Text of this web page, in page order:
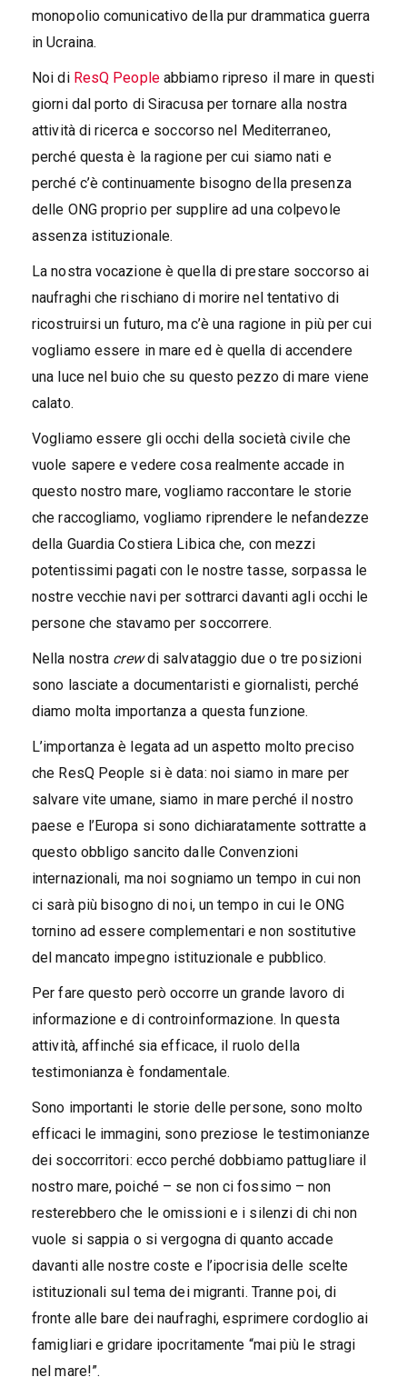
monopolio comunicativo della pur drammatica guerra
in Ucraina.
Noi di ResQ Peopleabbiamo ripreso il mare in questi
giorni dal porto di Siracusa per tornare alla nostra
attività di ricerca e soccorso nel Mediterraneo,
perché questa è la ragione per cui siamo nati e
perché c’è continuamente bisogno della presenza
delle ONG proprio per supplire ad una colpevole
assenza istituzionale.
La nostra vocazione è quella di prestare soccorso ai
naufraghi che rischiano di morire nel tentativo di
ricostruirsi un futuro, ma c’è una ragione in più per cui
vogliamo essere in mare ed è quella di accendere
una luce nel buio che su questo pezzo di mare viene
calato.
Vogliamo essere gli occhi della società civile che
vuole sapere e vedere cosa realmente accade in
questo nostro mare, vogliamo raccontare le storie
che raccogliamo, vogliamo riprendere le nefandezze
della Guardia Costiera Libica che, con mezzi
potentissimi pagati con le nostre tasse, sorpassa le
nostre vecchie navi per sottrarci davanti agli occhi le
persone che stavamo per soccorrere.
Nella nostra crewdi salvataggio due o tre posizioni
sono lasciate a documentaristi e giornalisti, perché
diamo molta importanza a questa funzione.
L’importanza è legata ad un aspetto molto preciso
che ResQ People si è data: noi siamo in mare per
salvare vite umane, siamo in mare perché il nostro
paese e l’Europa si sono dichiaratamente sottratte a
questo obbligo sancito dalle Convenzioni
internazionali, ma noi sogniamo un tempo in cui non
ci sarà più bisogno di noi, un tempo in cui le ONG
tornino ad essere complementari e non sostitutive
del mancato impegno istituzionale e pubblico.
Per fare questo però occorre un grande lavoro di
informazione e di controinformazione. In questa
attività, affinché sia efficace, il ruolo della
testimonianza è fondamentale.
Sono importanti le storie delle persone, sono molto
efficaci le immagini, sono preziose le testimonianze
dei soccorritori: ecco perché dobbiamo pattugliare il
nostro mare, poiché – se non ci fossimo – non
resterebbero che le omissioni e i silenzi di chi non
vuole si sappia o si vergogna di quanto accade
davanti alle nostre coste e l’ipocrisia delle scelte
istituzionali sul tema dei migranti. Tranne poi, di
fronte alle bare dei naufraghi, esprimere cordoglio ai
famigliari e gridare ipocritamente “mai più le stragi
nel mare!”.